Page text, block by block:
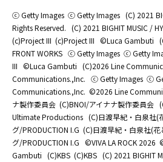
ⓒ Getty Images ⓒ Getty Images (C) 2021
Rights Reserved. (C) 2021 BIGHIT MUSIC /
(c)Project III (c)Project III ©Luca Gambuti
FRONT WORKS ⓒ Getty Images ⓒ Getty
III ©Luca Gambuti (C)2026 Line
Communications.,Inc. ⓒ Getty Images ⓒ
Communications.,Inc. ©2026 Line
ナ製作委員会 (C)BNOI/アイナナ製作委員会
Ultimate Productions (C)日渡早紀・白泉社(
グ/PRODUCTION I.G (C)日渡早紀・白泉社(
グ/PRODUCTION I.G ©️VIVA LA ROCK 2026
Gambuti (C)KBS (C)KBS (C) 2021 BIGHIT